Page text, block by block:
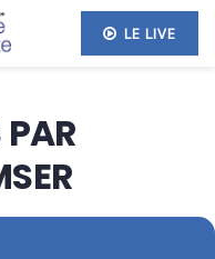
LE LIVE
PAR